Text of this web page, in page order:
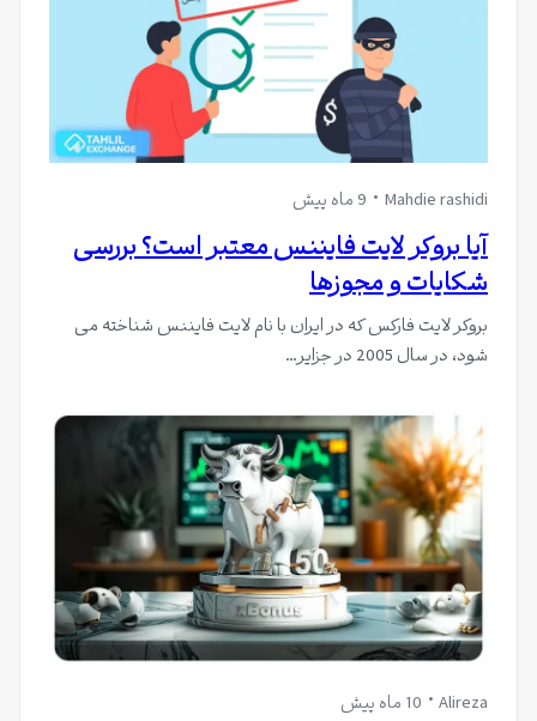
Mahdie rashidi 9 ماه پیش
آیا بروکر لایت فایننس معتبر است؟ بررسی
شکایات و مجوزها
بروکر لایت فارکس که در ایران با نام لایت فایننس شناخته می
شود، در سال 2005 در جزایر…
Alireza 10 ماه پیش